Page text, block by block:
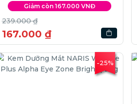
Giảm còn 167.000 VNĐ
239.000 ₫
167.000 ₫
-25%